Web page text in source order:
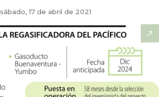
sábado, 17 de abril de 2021